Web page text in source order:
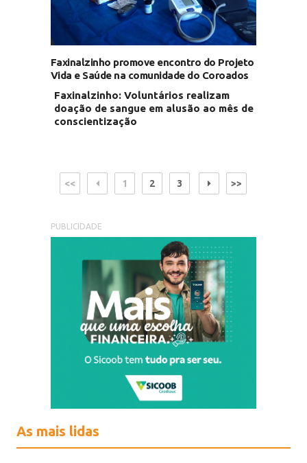
Faxinalzinho promove encontro do Projeto
Vida e Saúde na comunidade do Coroados
Faxinalzinho: Voluntários realizam
doação de sangue em alusão ao mês de
conscientização
<< 1 2 3 >>
PUBLICIDADE
As mais lidas